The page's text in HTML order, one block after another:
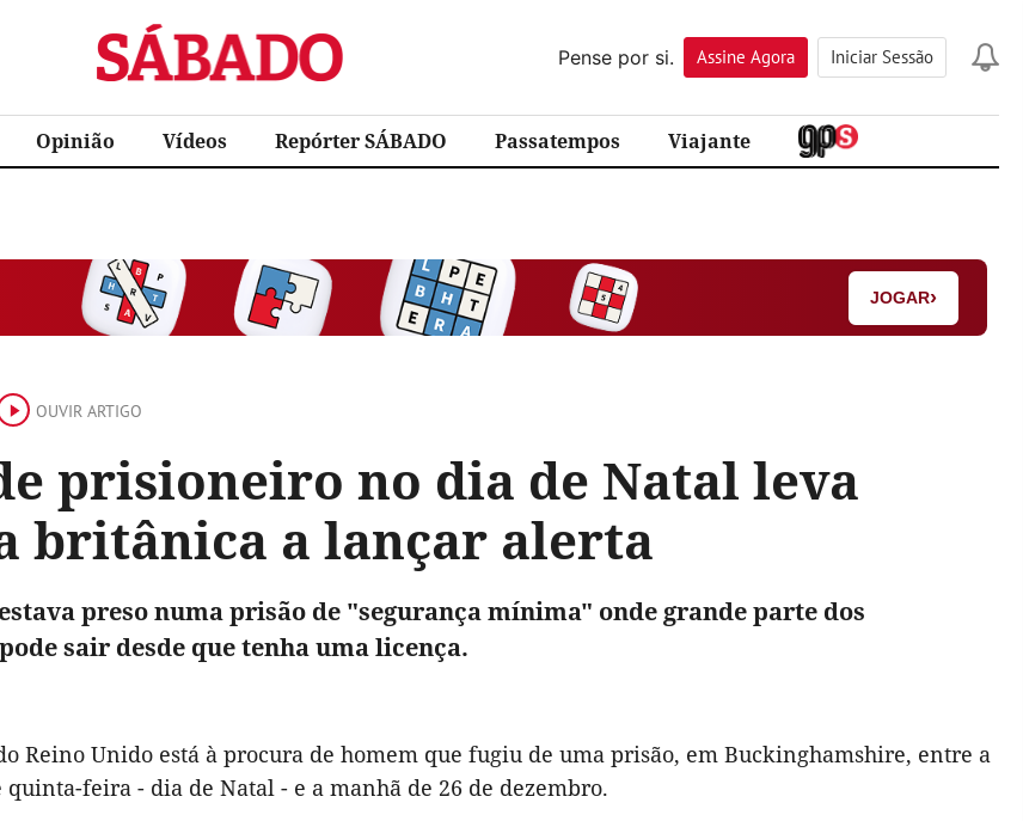
Sábado
Pense por si.
Assine Agora Iniciar Sessão
Opinião Vídeos Repórter SÁBADO Passatempos Viajante
JOGAR›
OUVIR ARTIGO
prisioneiro no dia de Natal leva
britânica a lançar alerta
preso numa prisão de "segurança mínima" onde grande parte dos
sair desde que tenha uma licença.
Reino Unido está à procura de homem que fugiu de uma prisão, em Buckinghamshire, entre a
quinta-feira - dia de Natal - e a manhã de 26 de dezembro.